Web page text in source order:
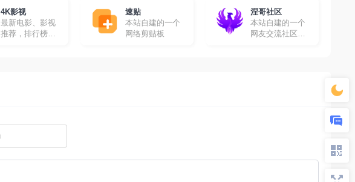
想要学习英文的
朋友。
4K影视
最新电影、影视
推荐，排行榜、
速贴
本站自建的一个
网络剪贴板
涅哥社区
本站自建的一个
网友交流社区，